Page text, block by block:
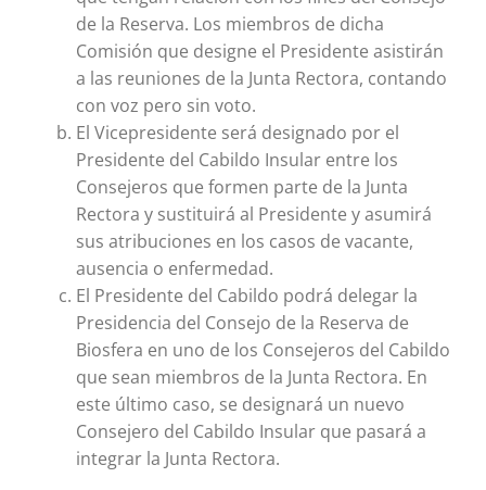
de la Reserva. Los miembros de dicha
Comisión que designe el Presidente asistirán
a las reuniones de la Junta Rectora, contando
con voz pero sin voto.
El Vicepresidente será designado por el
Presidente del Cabildo Insular entre los
Consejeros que formen parte de la Junta
Rectora y sustituirá al Presidente y asumirá
sus atribuciones en los casos de vacante,
ausencia o enfermedad.
El Presidente del Cabildo podrá delegar la
Presidencia del Consejo de la Reserva de
Biosfera en uno de los Consejeros del Cabildo
que sean miembros de la Junta Rectora. En
este último caso, se designará un nuevo
Consejero del Cabildo Insular que pasará a
integrar la Junta Rectora.